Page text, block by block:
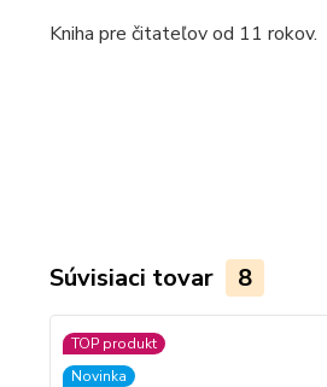
Kniha pre čitateľov od 11 rokov.
Súvisiaci tovar 8
TOP produkt
Novinka